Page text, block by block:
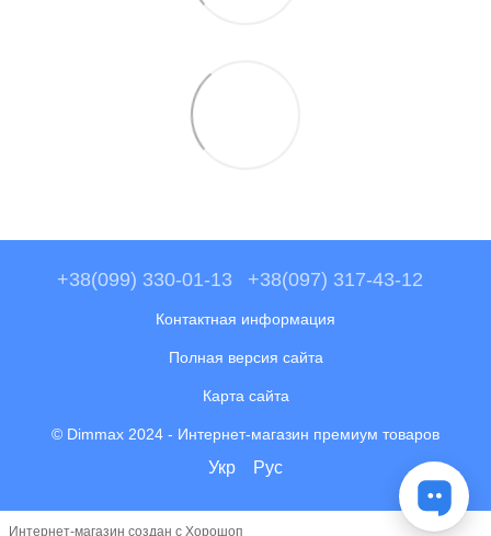
+38(099) 330-01-13 +38(097) 317-43-12
Контактная информация
Полная версия сайта
Карта сайта
© Dimmax 2024 - Интернет-магазин премиум товаров
Укр Рус
Интернет-магазин создан с Хорошоп